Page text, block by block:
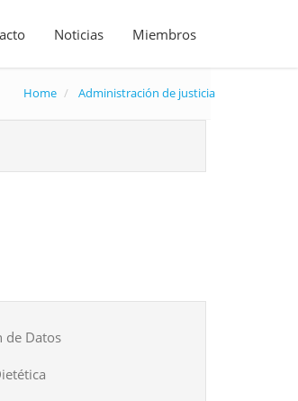
Noticias Miembros
Home Administración de justicia
de Datos